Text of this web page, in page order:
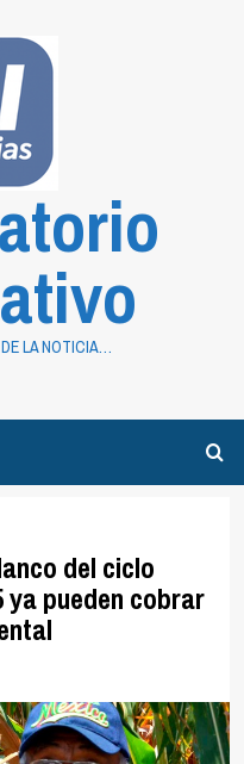
LA NOTICIA…
del ciclo
pueden cobrar